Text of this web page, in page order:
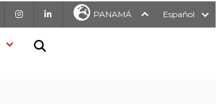
InstagramLinkedIn PANAMÁ Español